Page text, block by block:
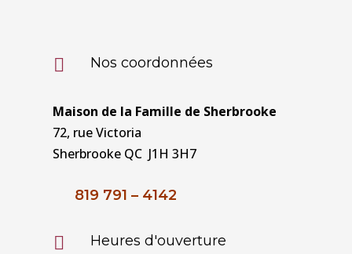
 Nos coordonnées
Maison de la Famille de Sherbrooke
72, rue Victoria
Sherbrooke QC J1H 3H7
819 791 – 4142
 Heures d'ouverture